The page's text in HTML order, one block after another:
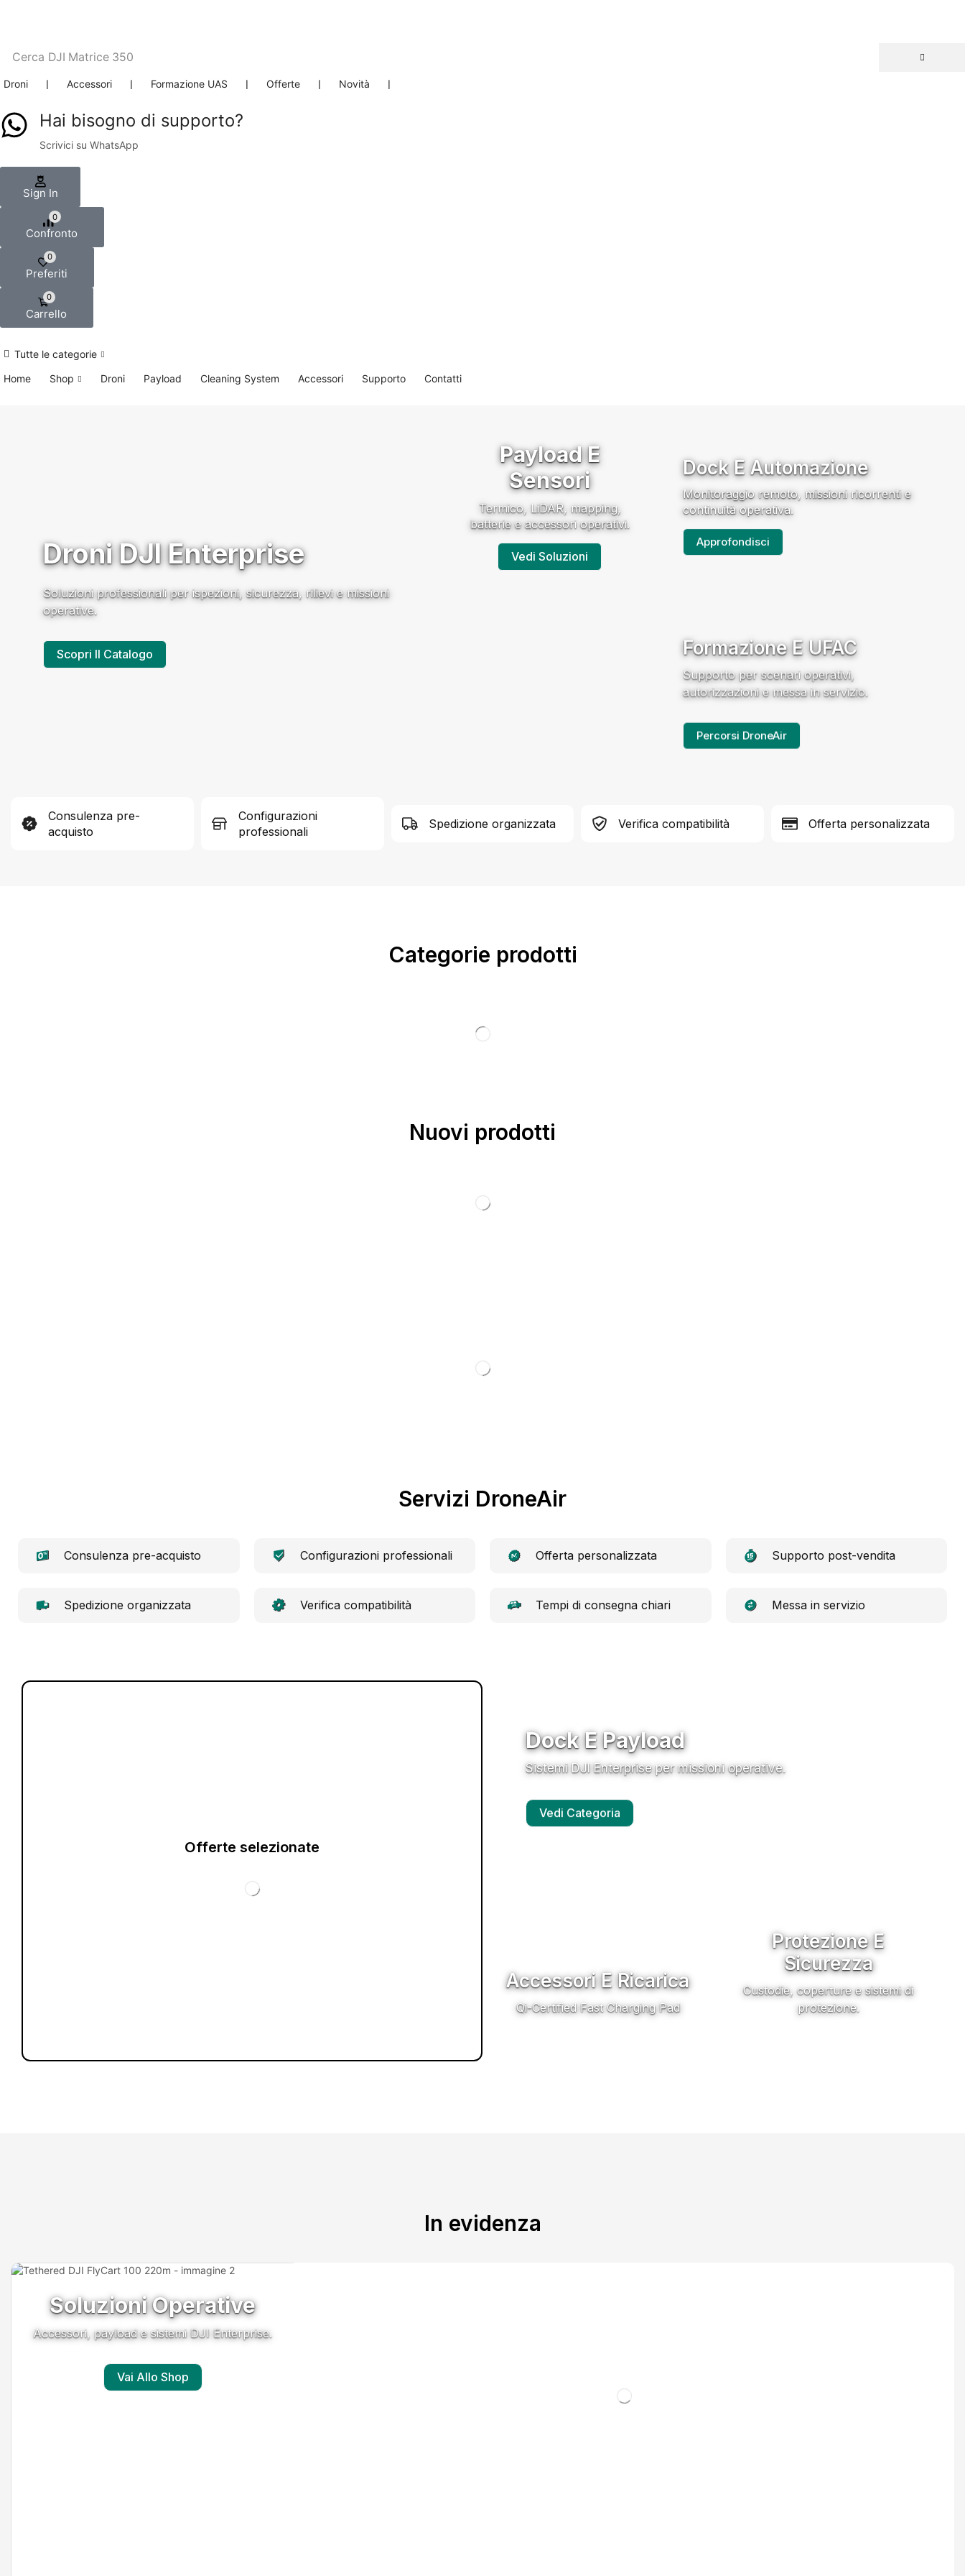
Cerca DJI Matrice 350
Droni ❘ Accessori ❘ Formazione UAS ❘ Offerte ❘ Novità ❘
Hai bisogno di supporto?
Scrivici su WhatsApp
Sign In
0
Confronto
0
Preferiti
0
Carrello
Tutte le categorie
Home
Shop Droni Payload Cleaning System Accessori Supporto Contatti
Droni DJI Enterprise
Soluzioni professionali per ispezioni, sicurezza, rilievi e missioni
operative.
Scopri Il Catalogo
Payload E
Sensori
Termico, LiDAR, mapping,
batterie e accessori operativi.
Vedi Soluzioni
Dock E Automazione
Monitoraggio remoto, missioni ricorrenti e
continuità operativa.
Approfondisci
Formazione E UFAC
Supporto per scenari operativi,
autorizzazioni e messa in servizio.
Percorsi DroneAir
Consulenza pre-
acquisto
Configurazioni
professionali
Spedizione organizzata Verifica compatibilità Offerta personalizzata
Categorie prodotti
Nuovi prodotti
Servizi DroneAir
Consulenza pre-acquisto
Spedizione organizzata
Configurazioni professionali
Verifica compatibilità
Offerta personalizzata
Tempi di consegna chiari
Supporto post-vendita
Messa in servizio
Offerte selezionate
Dock E Payload
Sistemi DJI Enterprise per missioni operative.
Vedi Categoria
Accessori E Ricarica
Qi-Certified Fast Charging Pad
Protezione E
Sicurezza
Custodie, coperture e sistemi di
protezione.
In evidenza
Soluzioni Operative
Accessori, payload e sistemi DJI Enterprise.
Vai Allo Shop